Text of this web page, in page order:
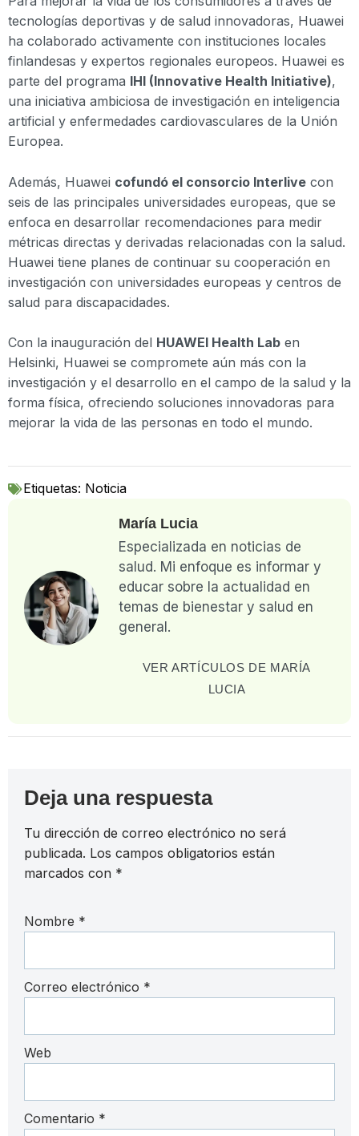
tecnologías deportivas y de salud innovadoras, Huawei
ha colaborado activamente con instituciones locales
finlandesas y expertos regionales europeos. Huawei es
parte del programa IHI (Innovative Health Initiative),
una iniciativa ambiciosa de investigación en inteligencia
artificial y enfermedades cardiovasculares de la Unión
Europea.
Además, Huawei cofundó el consorcio Interlive con
seis de las principales universidades europeas, que se
enfoca en desarrollar recomendaciones para medir
métricas directas y derivadas relacionadas con la salud.
Huawei tiene planes de continuar su cooperación en
investigación con universidades europeas y centros de
salud para discapacidades.
Con la inauguración del HUAWEI Health Lab en
Helsinki, Huawei se compromete aún más con la
investigación y el desarrollo en el campo de la salud y la
forma física, ofreciendo soluciones innovadoras para
mejorar la vida de las personas en todo el mundo.
Etiquetas: Noticia
María Lucia
Especializada en noticias de
salud. Mi enfoque es informar y
educar sobre la actualidad en
temas de bienestar y salud en
general.
VER ARTÍCULOS DE MARÍA
LUCIA
Deja una respuesta
Tu dirección de correo electrónico no será
publicada. Los campos obligatorios están
marcados con *
Nombre *
Correo electrónico *
Web
Comentario *